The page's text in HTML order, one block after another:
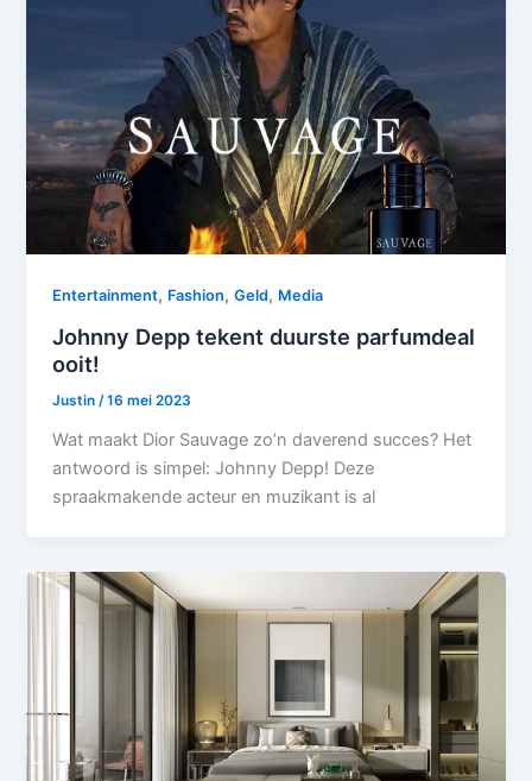
Entertainment, Fashion,Geld, Media
Johnny Depp tekent duurste parfumdeal
ooit!
Justin/16 mei 2023
Wat maakt Dior Sauvage zo’n daverend succes? Het
antwoord is simpel: Johnny Depp! Deze
spraakmakende acteur en muzikant is al